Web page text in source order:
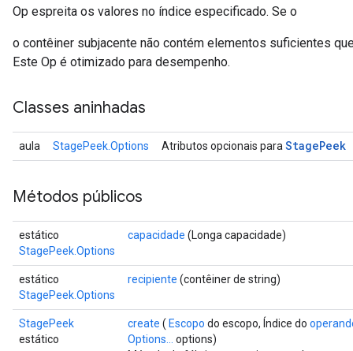
Op espreita os valores no índice especificado. Se o
o contêiner subjacente não contém elementos suficientes
Este Op é otimizado para desempenho.
Classes aninhadas
aula StagePeek.Options Atributos opcionais para StagePeek
Métodos públicos
estático
StagePeek.Options
capacidade (Longa capacidade)
estático
StagePeek.Options
recipiente (contêiner de string)
StagePeek
estático
create ( Escopo do escopo, Índice do
Options...
options)